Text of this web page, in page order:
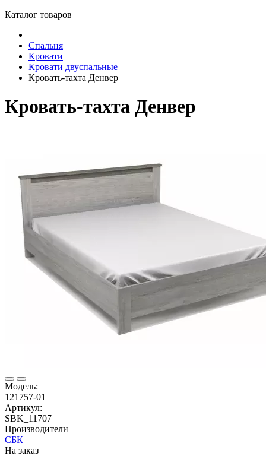
Каталог товаров
Спальня
Кровати
Кровати двуспальные
Кровать-тахта Денвер
Кровать-тахта Денвер
Модель:
121757-01
Артикул:
SBK_11707
Производители
СБК
На заказ